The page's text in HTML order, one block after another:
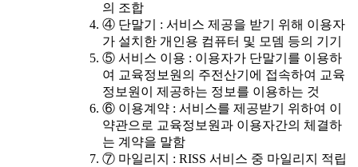
의 조합
④ 단말기 : 서비스 제공을 받기 위해 이용자
가 설치한 개인용 컴퓨터 및 모뎀 등의 기기
⑤ 서비스 이용 : 이용자가 단말기를 이용하
여 교육정보원의 주전산기에 접속하여 교육
정보원이 제공하는 정보를 이용하는 것
⑥ 이용계약 : 서비스를 제공받기 위하여 이
약관으로 교육정보원과 이용자간의 체결하
는 계약을 말함
⑦ 마일리지 : RISS 서비스 중 마일리지 적립